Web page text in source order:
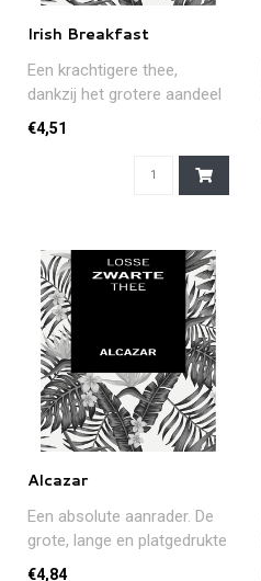
Irish Breakfast
Een krachtigere thee,
dankzij het grotere aandeel
Assam-thee. De ideale
'wake-u..
€4,51
Alcazar
Een absolute aanrader. De
grote, lange en platgedrukte
bladeren zorgen voor een..
€4,84